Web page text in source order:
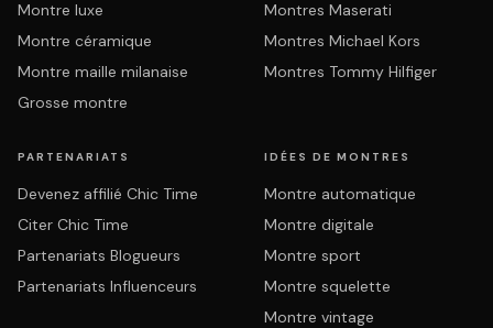
Montre luxe
Montre céramique
Montre maille milanaise
Grosse montre
Montres Maserati
Montres Michael Kors
Montres Tommy Hilfiger
PARTENARIATS
Devenez affilié Chic Time
Citer Chic Time
Partenariats Blogueurs
Partenariats Influenceurs
IDÉES DE MONTRES
Montre automatique
Montre digitale
Montre sport
Montre squelette
Montre vintage